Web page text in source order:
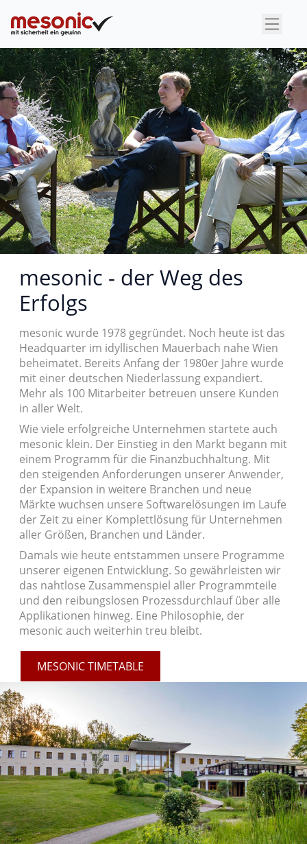
×
mesonic - der Weg des
Erfolgs
mesonic wurde 1978 gegründet. Noch heute ist das
Headquarter im idyllischen Mauerbach nahe Wien
beheimatet. Bereits Anfang der 1980er Jahre wurde
mit einer deutschen Niederlassung expandiert.
Mehr als 100 Mitarbeiter betreuen unsere Kunden
in aller Welt.
Wie viele erfolgreiche Unternehmen startete auch
mesonic klein. Der Einstieg in den Markt begann mit
einem Programm für die Finanzbuchhaltung. Mit
den steigenden Anforderungen unserer Anwender,
der Expansion in weitere Branchen und neue
Märkte wuchsen unsere Softwarelösungen im Laufe
der Zeit zu einer Komplettlösung für Unternehmen
aller Größen, Branchen und Länder.
Damals wie heute entstammen unsere Programme
unserer eigenen Entwicklung. So gewährleisten wir
das nahtlose Zusammenspiel aller Programmteile
und den reibungslosen Prozessdurchlauf über alle
Applikationen hinweg. Eine Philosophie, der
mesonic auch weiterhin treu bleibt.
MESONIC TIMETABLE